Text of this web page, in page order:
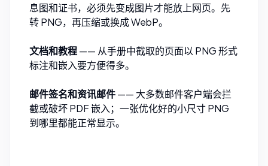
息图和证书，必须先变成图片才能放上网页。先
转 PNG，再压缩或换成 WebP。
文档和教程—— 从手册中截取的页面以 PNG 形式
标注和嵌入要方便得多。
邮件签名和资讯邮件—— 大多数邮件客户端会拦
截或破坏 PDF 嵌入；一张优化好的小尺寸 PNG
到哪里都能正常显示。